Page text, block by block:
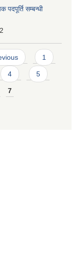
पदपूर्ति सम्बन्धी
1
4 5
7